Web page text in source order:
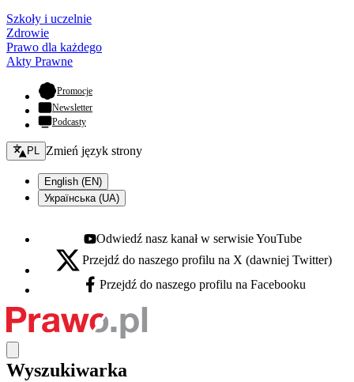
Szkoły i uczelnie
Zdrowie
Prawo dla każdego
Akty Prawne
Promocje- otwiera się w nowej karcie
Newsletter
Podcasty
Zmień język - bieżący:
PL Zmień język strony
English (EN)
Українська (UA)
Youtube - otwiera się w nowej karcie
Odwiedź nasz kanał w serwisie YouTube
X - otwiera się w nowej karcie
Przejdź do naszego profilu na X (dawniej Twitter)
Facebook - otwiera się w nowej karcie
Przejdź do naszego profilu na Facebooku
Wyszukiwarka